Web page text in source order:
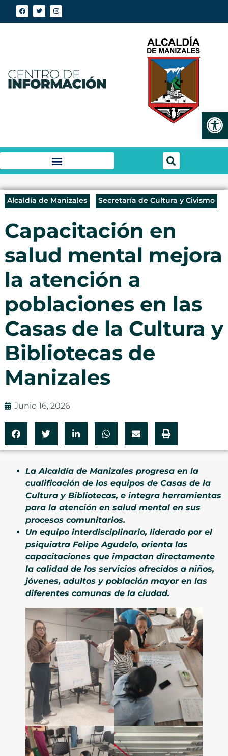
Alcaldía de Manizales Secretaría de Cultura y Civismo
Capacitación en
salud mental mejora
la atención a
poblaciones en las
Casas de la Cultura y
Bibliotecas de
Manizales
Junio 16, 2026
La Alcaldía de Manizales progresa en la
cualificación de los equipos de Casas de la
Cultura y Bibliotecas, e integra herramientas
para la atención en salud mental en sus
procesos comunitarios.
Un equipo interdisciplinario, liderado por el
psiquiatra Felipe Agudelo, orienta las
capacitaciones que impactan directamente
la calidad de los servicios ofrecidos a niños,
jóvenes, adultos y población mayor en las
diferentes comunas de la ciudad.